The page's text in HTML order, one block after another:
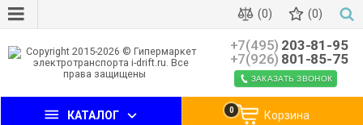
(0) (0)
+7(495) 203-81-95
+7(926) 801-85-75
ЗАКАЗАТЬ ЗВОНОК
КАТАЛОГ Корзина
0